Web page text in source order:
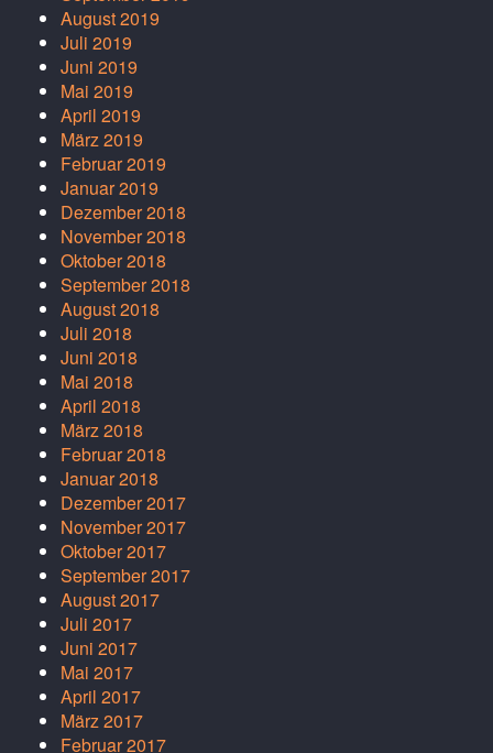
August 2019
Juli 2019
Juni 2019
Mai 2019
April 2019
März 2019
Februar 2019
Januar 2019
Dezember 2018
November 2018
Oktober 2018
September 2018
August 2018
Juli 2018
Juni 2018
Mai 2018
April 2018
März 2018
Februar 2018
Januar 2018
Dezember 2017
November 2017
Oktober 2017
September 2017
August 2017
Juli 2017
Juni 2017
Mai 2017
April 2017
März 2017
Februar 2017